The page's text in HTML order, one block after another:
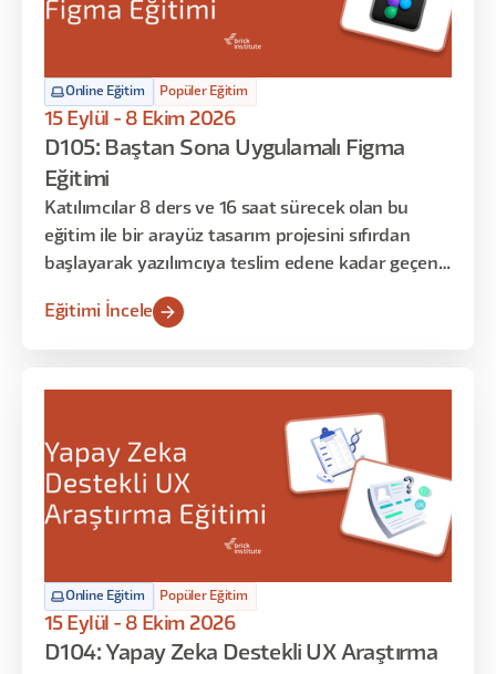
Online Eğitim Popüler Eğitim
15 Eylül - 8 Ekim 2026
D105: Baştan Sona Uygulamalı Figma
Eğitimi
Katılımcılar 8 ders ve 16 saat sürecek olan bu
eğitim ile bir arayüz tasarım projesini sıfırdan
başlayarak yazılımcıya teslim edene kadar geçen
ise istedikleri konseptte arayüzleri kullanıcı
katılımcılar ile orta seviyedeki katılımcıları aynı
seviyeye getirmeyi amaçlamaktadır. Sonraki
haftalarda bu temel bilgileri uygulamalı örneklerle
zenginleştirip Figma’ya hakim olacağız. Son
bölümde ise Figma’nın temel yapı taşlarını öğrenip
hayata geçireceğiz.
Eğitimi İncele
Online Eğitim Popüler Eğitim
15 Eylül - 8 Ekim 2026
D104: Yapay Zeka Destekli UX Araştırma